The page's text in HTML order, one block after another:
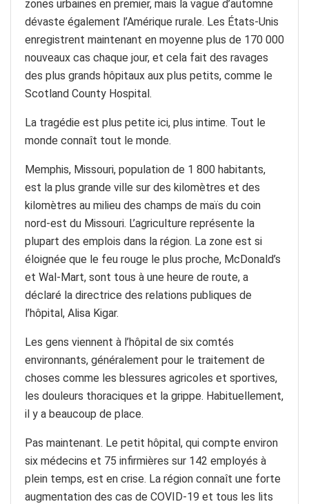
zones urbaines en premier, mais la vague d’automne
dévaste également l’Amérique rurale. Les États-Unis
enregistrent maintenant en moyenne plus de 170 000
nouveaux cas chaque jour, et cela fait des ravages
des plus grands hôpitaux aux plus petits, comme le
Scotland County Hospital.
La tragédie est plus petite ici, plus intime. Tout le
monde connaît tout le monde.
Memphis, Missouri, population de 1 800 habitants,
est la plus grande ville sur des kilomètres et des
kilomètres au milieu des champs de maïs du coin
nord-est du Missouri. L’agriculture représente la
plupart des emplois dans la région. La zone est si
éloignée que le feu rouge le plus proche, McDonald’s
et Wal-Mart, sont tous à une heure de route, a
déclaré la directrice des relations publiques de
l’hôpital, Alisa Kigar.
Les gens viennent à l’hôpital de six comtés
environnants, généralement pour le traitement de
choses comme les blessures agricoles et sportives,
les douleurs thoraciques et la grippe. Habituellement,
il y a beaucoup de place.
Pas maintenant. Le petit hôpital, qui compte environ
six médecins et 75 infirmières sur 142 employés à
plein temps, est en crise. La région connaît une forte
augmentation des cas de COVID-19 et tous les lits